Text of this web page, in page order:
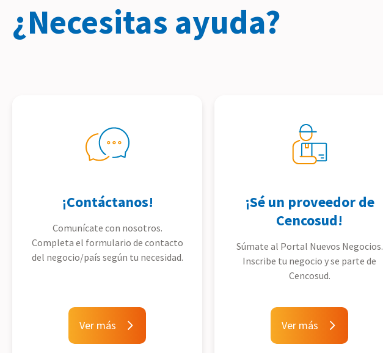
¿Necesitas ayuda?
¡Contáctanos!
Comunícate con nosotros.
Completa el formulario de contacto
del negocio/país según tu necesidad.
Ver más
¡Sé un proveedor de
Cencosud!
Súmate al Portal Nuevos Negocios.
Inscribe tu negocio y se parte de
Cencosud.
Ver más